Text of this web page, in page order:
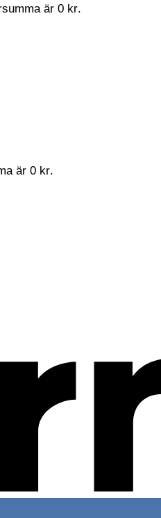
är 0 kr.
är 0 kr.